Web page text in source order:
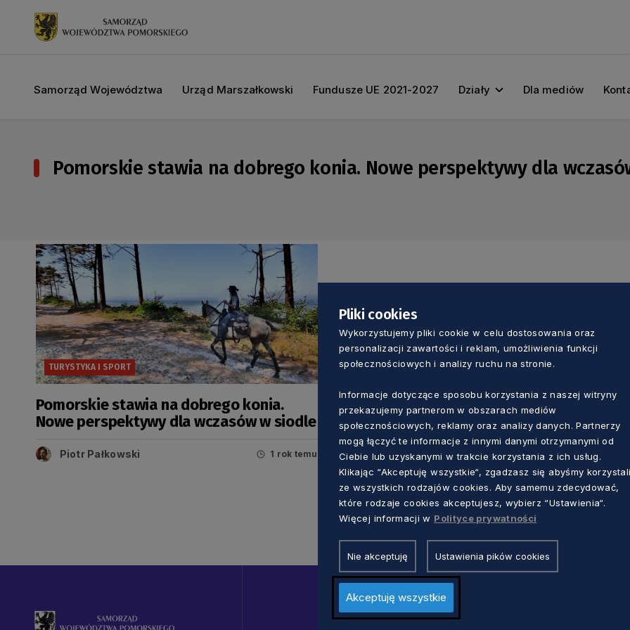
Samorząd Województwa Urząd Marszałkowski Fundusze UE 2021-2027 Działy Dla mediów
Pomorskie stawia na dobrego konia. Nowe perspektywy dla
TURYSTYKA I SPORT
Pomorskie stawia na dobrego konia.
Nowe perspektywy dla wczasów w siodle
Piotr Pałkowski 1 rok temu
Pliki cookies
Wykorzystujemy pliki cookie w celu dostosowania oraz
personalizacji zawartości i reklam, umożliwienia funkcji
społecznościowych i analizy ruchu na stronie.
Informacje dotyczące sposobu korzystania z naszej witryny
przekazujemy partnerom w obszarach mediów
społecznościowych, reklamy oraz analizy danych. Partnerzy
mogą łączyć te informacje z innymi danymi otrzymanymi od
Ciebie lub uzyskanymi w trakcie korzystania z ich usług.
Klikając “Akceptuję wszystkie“, zgadzasz się abyśmy korzystali
ze wszystkich rodzajów cookies. Aby samemu zdecydować,
które rodzaje cookies akceptujesz, wybierz “Ustawienia“.
Więcej informacji w Polityce prywatności
Nie akceptuję Ustawienia pików cookies
Akceptuję wszystkie